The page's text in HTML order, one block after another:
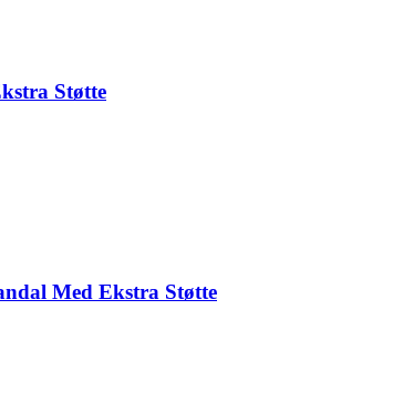
Støtte
Med Ekstra Støtte